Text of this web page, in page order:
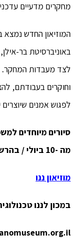
מחקרים מדעיים
המוזיאון החדש נמצא
באוניברסיטת בר-
לצד מעבדות המחקר.
וחוקרים בעבודתם,
לפגוש אמנים
סיורים מיוחדים
מה -10 ביולי / בהרשמה מראש.
מוזיאון ננו
במכון לננו